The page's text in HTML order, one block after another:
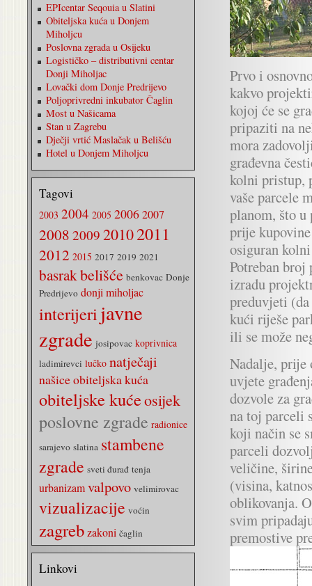
Prvo i
kakvo
kojoj će se
pripaziti na
mora
građevna
kolni pristup,
vaše parcele
planom, što u
prije
osiguran
Potreban
izradu
preduvjeti
kući riješe
ili se može
Nadalje, prije
uvjete
dozvole za
na toj parceli
koji način se
parceli
veličine,
(visina,
oblikovanja.
svim
premostive
EPIcentar Seqouia u Slatini
Obiteljska kuća u Donjem
Miholjcu
Poslovna zgrada u Osijeku
Logističko – distributivni centar
Donji Miholjac
Lovački dom Donje Predrijevo
Poljoprivredni inkubator Čaglin
Most u Našicama
Stan u Zagrebu
Dječji vrtić Maslačak u Belišću
Hotel u Donjem Miholjcu
Tagovi
2003 2004 2005 20062007
2008 2009 20102011
2012 2015 2017 2019 2021
basrakbelišće benkovac Donje
Predrijevo donji miholjac
interijerijavne
zgrade josipovac koprivnica
ladimirevci lučko natječaji
našiceobiteljska kuća
obiteljske kućeosijek
poslovne zgrade radionice
sarajevo slatina stambene
zgrade sveti đurađ tenja
urbanizamvalpovo velimirovac
vizualizacije voćin
zagrebzakoni čaglin
Linkovi